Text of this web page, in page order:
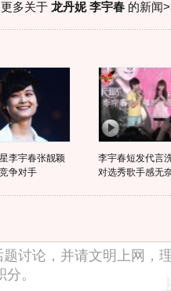
更多关于 龙丹妮 李宇春的新闻
李宇春张靓颖
争对手
李宇春短发代言
对选秀歌手感无